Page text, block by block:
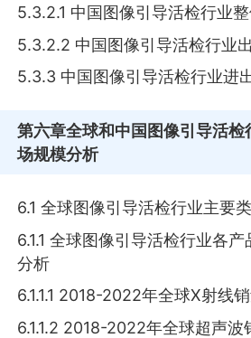
5.3.2.1 中国图像引导活检行业
5.3.2.2 中国图像引导活检行业
5.3.3 中国图像引导活检行业进
第六章全球和中国图像引导活检
场规模分析
6.1 全球图像引导活检行业主要
6.1.1 全球图像引导活检行业各
分析
6.1.1.1 2018-2022年全球X射线
6.1.1.2 2018-2022年全球超声